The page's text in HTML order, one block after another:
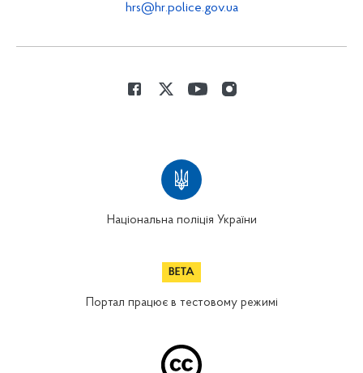
hrs@hr.police.gov.ua
Національна поліція України
Портал працює в тестовому режимі